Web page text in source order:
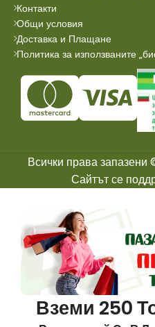
Контакти
Общи условия
Доставка и Плащане
Политика за използваните
Всички права
Сайтът се
Вземи 250